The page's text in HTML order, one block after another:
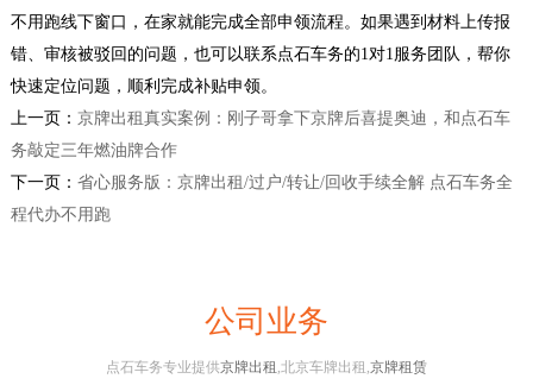
不用跑线下窗口，在家就能完成全部申领流程。如果遇到材料上传报
错、审核被驳回的问题，也可以联系点石车务的1对1服务团队，帮你
快速定位问题，顺利完成补贴申领。
上一页： 京牌出租真实案例：刚子哥拿下京牌后喜提奥迪，和点石车
务敲定三年燃油牌合作
下一页： 省心服务版：京牌出租/过户/转让/回收手续全解 点石车务全
程代办不用跑
公司业务
点石车务专业提供京牌出租 ,北京车牌出租,京牌租赁